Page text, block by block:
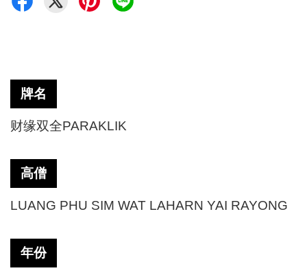
牌名
财缘双全PARAKLIK
高僧
LUANG PHU SIM WAT LAHARN YAI RAYONG
年份